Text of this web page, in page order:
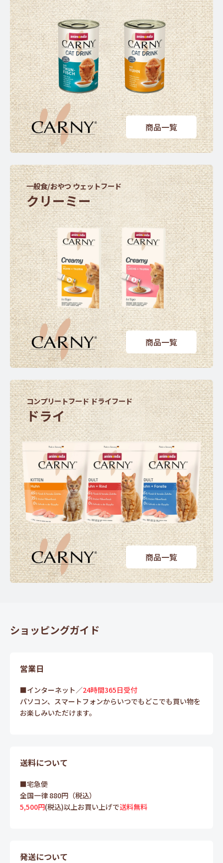
商品一覧
一般食/おやつ ウェットフード
クリーミー
商品一覧
コンプリートフード ドライフード
ドライ
商品一覧
ショッピングガイド
営業日
■インターネット／24時間365日受付
パソコン、スマートフォンからいつでもどこでも買い物を
お楽しみいただけます。
送料について
■宅急便
全国一律 880円（税込）
5,500円(税込)以上お買い上げで送料無料
発送について